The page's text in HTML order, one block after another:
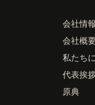
会社情
会社概
私たち
代表挨
原典